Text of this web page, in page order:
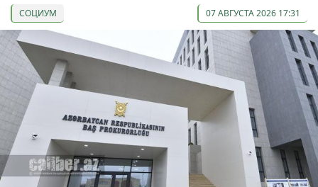
СОЦИУМ 07 АВГУСТА 2026 17:31